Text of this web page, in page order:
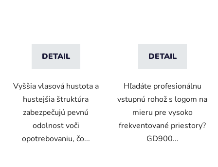
DETAIL
Vyššia vlasová hustota a
hustejšia štruktúra
zabezpečujú pevnú
odolnosť voči
opotrebovaniu, čo...
DETAIL
Hľadáte profesionálnu
vstupnú rohož s logom na
mieru pre vysoko
frekventované priestory?
GD900...